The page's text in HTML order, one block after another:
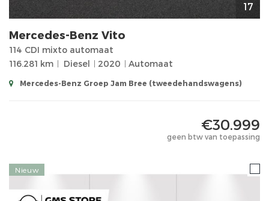
17
Mercedes-Benz Vito
114 CDI mixto automaat
116.281 km
Diesel 2020 Automaat
Mercedes-Benz Groep Jam Bree (tweedehandswagens)
€30.999
geen btw van toepassing
Nieuw